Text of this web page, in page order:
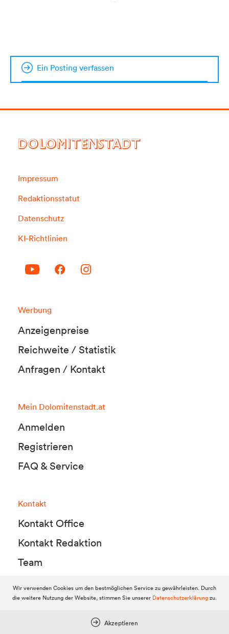
Ein Posting verfassen
DOLOMITENSTADT
Impressum
Redaktionsstatut
Datenschutz
KI-Richtlinien
Werbung
Anzeigenpreise
Reichweite / Statistik
Anfragen / Kontakt
Mein Dolomitenstadt.at
Anmelden
Registrieren
FAQ & Service
Kontakt
Kontakt Office
Kontakt Redaktion
Team
© 2010-2026 Dolomitenstadt.at
Wir verwenden Cookies um den bestmöglichen Service zu gewährleisten. Durch
die weitere Nutzung der Website, stimmen Sie unserer Datenschutzerklärungzu.
Akzeptieren